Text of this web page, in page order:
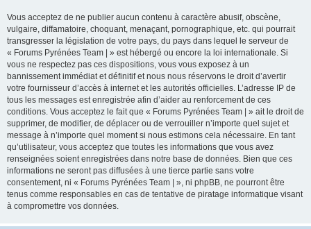
Vous acceptez de ne publier aucun contenu à caractère abusif, obscène,
vulgaire, diffamatoire, choquant, menaçant, pornographique, etc. qui pourrait
transgresser la législation de votre pays, du pays dans lequel le serveur de
« Forums Pyrénées Team | » est hébergé ou encore la loi internationale. Si
vous ne respectez pas ces dispositions, vous vous exposez à un
bannissement immédiat et définitif et nous nous réservons le droit d’avertir
votre fournisseur d’accès à internet et les autorités officielles. L’adresse IP de
tous les messages est enregistrée afin d’aider au renforcement de ces
conditions. Vous acceptez le fait que « Forums Pyrénées Team | » ait le droit de
supprimer, de modifier, de déplacer ou de verrouiller n’importe quel sujet et
message à n’importe quel moment si nous estimons cela nécessaire. En tant
qu’utilisateur, vous acceptez que toutes les informations que vous avez
renseignées soient enregistrées dans notre base de données. Bien que ces
informations ne seront pas diffusées à une tierce partie sans votre
consentement, ni « Forums Pyrénées Team | », ni phpBB, ne pourront être
tenus comme responsables en cas de tentative de piratage informatique visant
à compromettre vos données.